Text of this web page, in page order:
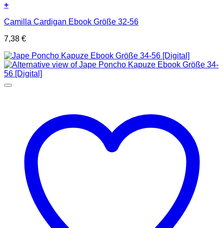
+
Camilla Cardigan Ebook Größe 32-56
7,38 €